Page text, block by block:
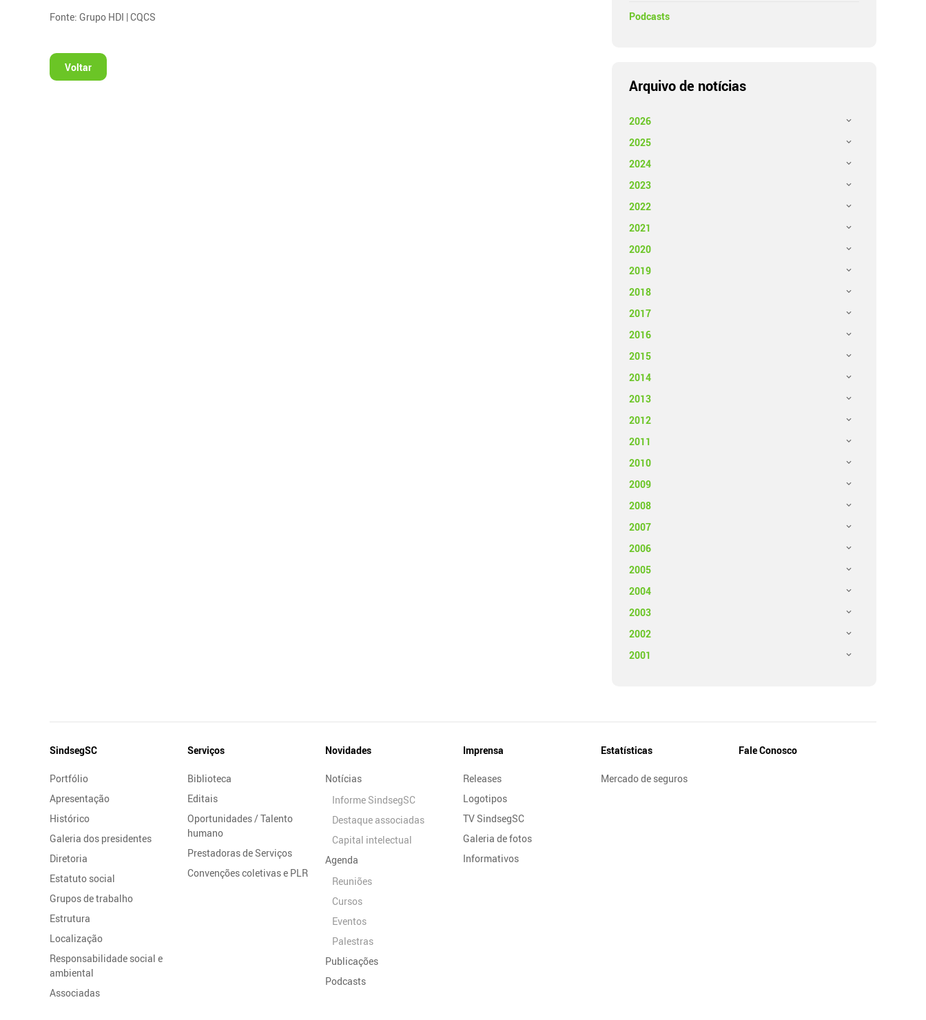
Fonte: Grupo HDI | CQCS
Voltar
Podcasts
Arquivo de notícias
2026
2025
2024
2023
2022
2021
2020
2019
2018
2017
2016
2015
2014
2013
2012
2011
2010
2009
2008
2007
2006
2005
2004
2003
2002
2001
Mapa
Site
SindsegSC
Portfólio
Apresentação
Histórico
Galeria dos presidentes
Diretoria
Estatuto social
Grupos de trabalho
Estrutura
Localização
Responsabilidade social e
ambiental
Associadas
Serviços
Biblioteca
Editais
Oportunidades / Talento
humano
Prestadoras de Serviços
Convenções coletivas e PLR
Novidades
Notícias
Informe SindsegSC
Destaque associadas
Capital intelectual
Agenda
Reuniões
Cursos
Eventos
Palestras
Publicações
Podcasts
Imprensa
Releases
Logotipos
TV SindsegSC
Galeria de fotos
Informativos
Estatísticas
Mercado de seguros
Fale Conosco